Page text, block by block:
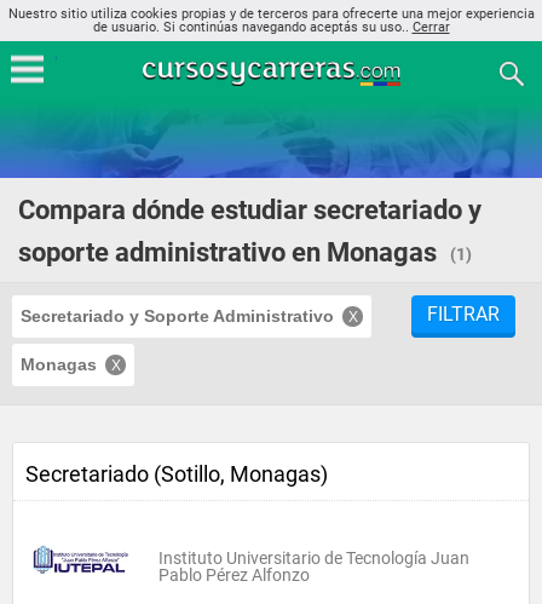
Nuestro sitio utiliza cookies propias y de terceros para ofrecerte una mejor experiencia
de usuario. Si continúas navegando aceptás su uso.. Cerrar
Compara dónde estudiar secretariado y
soporte administrativo en Monagas
(1)
Secretariado y Soporte Administrativo
Monagas
FILTRAR
Secretariado (Sotillo, Monagas)
Instituto Universitario de Tecnología Juan
Pablo Pérez Alfonzo